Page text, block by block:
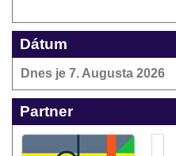
Dátum
Dnes je 7. Augusta 2026
Partner